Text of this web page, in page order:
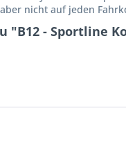
nicht auf jeden
- Sportline